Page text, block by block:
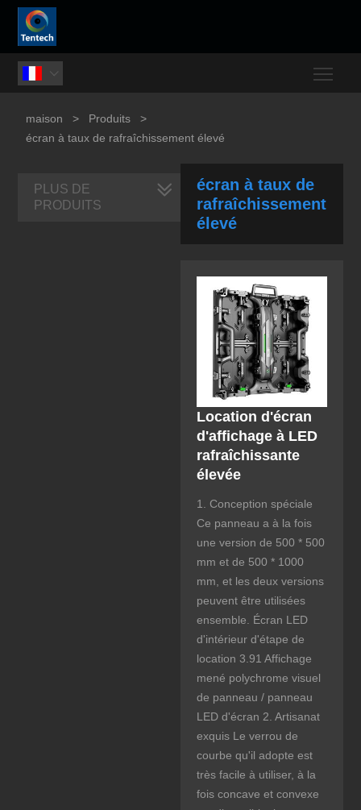

maison > Produits
>
écran à taux de rafraîchissement élevé
écran à taux de
rafraîchissement
élevé
Location d'écran
d'affichage à LED
rafraîchissante
élevée
1. Conception spéciale
Ce panneau a à la fois
une version de 500 * 500
mm et de 500 * 1000
mm, et les deux versions
peuvent être utilisées
ensemble. Écran LED
d'intérieur d'étape de
location 3.91 Affichage
mené polychrome visuel
de panneau / panneau
LED d'écran 2. Artisanat
exquis Le verrou de
courbe qu'il adopte est
très facile à utiliser, à la
fois concave et convexe
PLUS DE
PRODUITS